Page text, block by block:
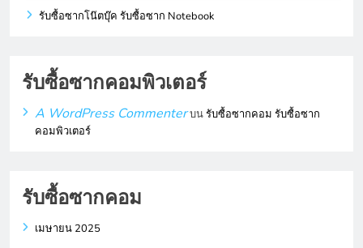
รับซื้อซากโน๊ตบุ๊ค รับซื้อซาก Notebook
รับซื้อซากคอมพิวเตอร์
A WordPress Commenterบนรับซื้อซากคอม รับซื้อซาก
คอมพิวเตอร์
รับซื้อซากคอม
เมษายน 2025